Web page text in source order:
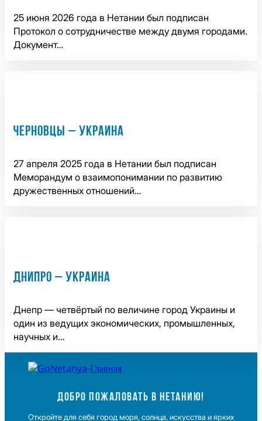
25 июня 2026 года в Нетании был подписан
Протокол о сотрудничестве между двумя городами.
Документ…
ЧЕРНОВЦЫ – УКРАИНА
27 апреля 2025 года в Нетании был подписан
Меморандум о взаимопонимании по развитию
дружественных отношений…
ДНИПРО – УКРАИНА
Днепр — четвёртый по величине город Украины и
один из ведущих экономических, промышленных,
научных и…
ДОБРО ПОЖАЛОВАТЬ В НЕТАНИЮ!
Откройте для себя город моря, солнца, искусства и ярких